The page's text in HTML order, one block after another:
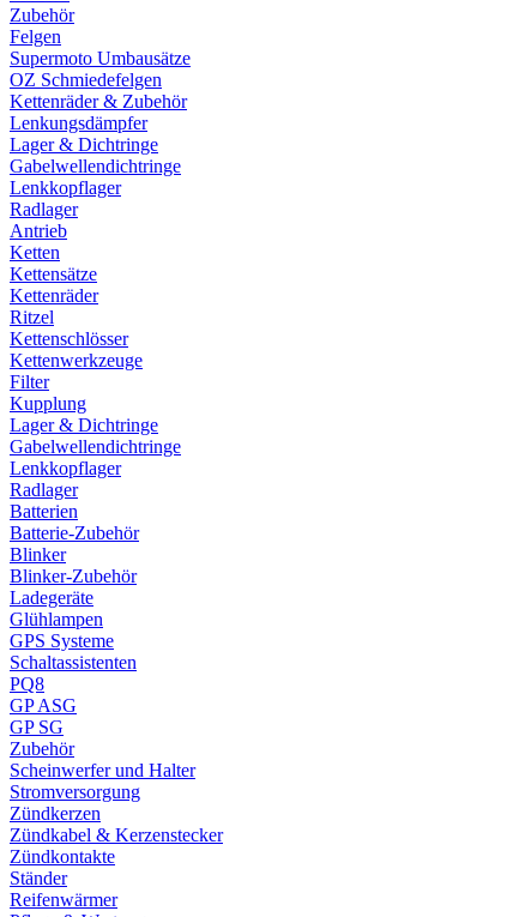
Zubehör
Felgen
Supermoto Umbausätze
OZ Schmiedefelgen
Kettenräder & Zubehör
Lenkungsdämpfer
Lager & Dichtringe
Gabelwellendichtringe
Lenkkopflager
Radlager
Antrieb
Ketten
Kettensätze
Kettenräder
Ritzel
Kettenschlösser
Kettenwerkzeuge
Filter
Kupplung
Lager & Dichtringe
Gabelwellendichtringe
Lenkkopflager
Radlager
Batterien
Batterie-Zubehör
Blinker
Blinker-Zubehör
Ladegeräte
Glühlampen
GPS Systeme
Schaltassistenten
PQ8
GP ASG
GP SG
Zubehör
Scheinwerfer und Halter
Stromversorgung
Zündkerzen
Zündkabel & Kerzenstecker
Zündkontakte
Ständer
Reifenwärmer